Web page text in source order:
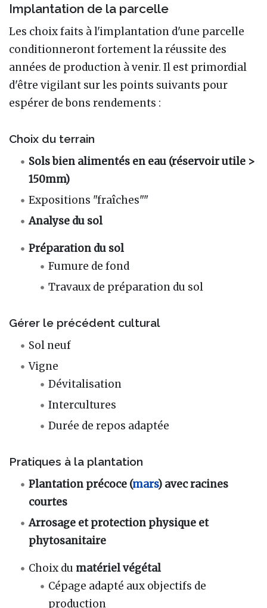
Implantation de la parcelle
Les choix faits à l'implantation d'une parcelle
conditionneront fortement la réussite des
années de production à venir. Il est primordial
d'être vigilant sur les points suivants pour
espérer de bons rendements :
Choix du terrain
Sols bien alimentés en eau (réservoir utile >
150mm)
Expositions "fraîches""
Analyse du sol
Préparation du sol
Fumure de fond
Travaux de préparation du sol
Gérer le précédent cultural
Sol neuf
Vigne
Dévitalisation
Intercultures
Durée de repos adaptée
Pratiques à la plantation
Plantation précoce (mars) avec racines
courtes
Arrosage et protection physique et
phytosanitaire
Choix du matériel végétal
Cépage adapté aux objectifs de
production